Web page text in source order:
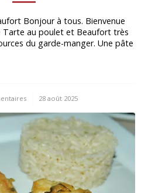
Bonjour à tous. Bienvenue
Tarte au poulet et Beaufort très
du garde-manger. Une pâte
28 août 2025